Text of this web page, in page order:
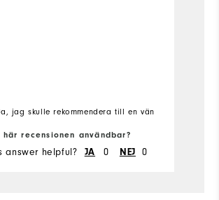
jag skulle rekommendera till en vän
här recensionen användbar?
answer helpful? JA 0 NEJ 0